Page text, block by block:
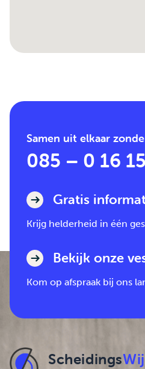
Samen uit elkaar
085 – 0 16
Gratis
Krijg helderheid in één
Bekijk onze
Kom op afspraak bij ons
Scheidings